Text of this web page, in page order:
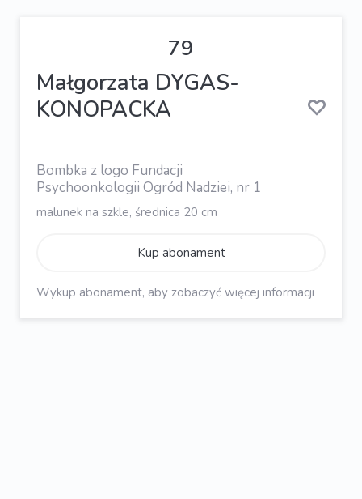
79
Małgorzata DYGAS-
KONOPACKA
Bombka z logo Fundacji
Psychoonkologii Ogród Nadziei, nr 1
malunek na szkle, średnica 20 cm
Kup abonament
Wykup abonament, aby zobaczyć więcej informacji